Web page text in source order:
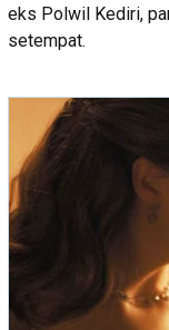
eks Polwil Kediri,
setempat.